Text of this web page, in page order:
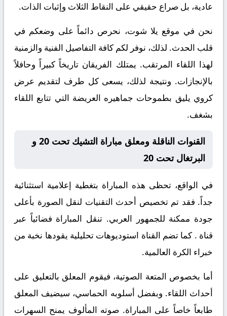
عادية، بل صراع حقيقي على النقاط الثلاث وإثبات الذات.
نحن في موقع يلا شوت، نحرص دائماً على وضعكم في
قلب الحدث. لذلك، نوفر لكم كافة التفاصيل الفنية والزمنية
لهذا اللقاء المرتقب. يمتلك الفريقان تاريخاً كبيراً وحافلاً
بالإنجازات. ونتيجة لذلك، يسعى كل طرف لتقديم عرض
كروي يليق بطموحات جماهيره العريضة التي تتابع اللقاء
بشغف.
القنوات الناقلة ومعلق مباراة التشيك تحت 20 و
البرتغال تحت 20
في الواقع، تحظى هذه المباراة بتغطية إعلامية استثنائية
جداً. فقد تم تخصيص أحدث التقنيات لنقل الصورة بأعلى
جودة ممكنة للجمهور العربي. تنقل المباراة فضائياً عبر
قناة . كما تضم القناة استوديوهات تحليلية يقودها نخبة من
خبراء الكرة العالمية.
أما بخصوص المتعة الصوتية، فيقوم المعلق بالتعليق على
أحداث اللقاء. وبفضل أسلوبه الحماسي، سيضيف المعلق
طابعاً خاصاً على المباراة. صوته المألوف يمنح السهرات